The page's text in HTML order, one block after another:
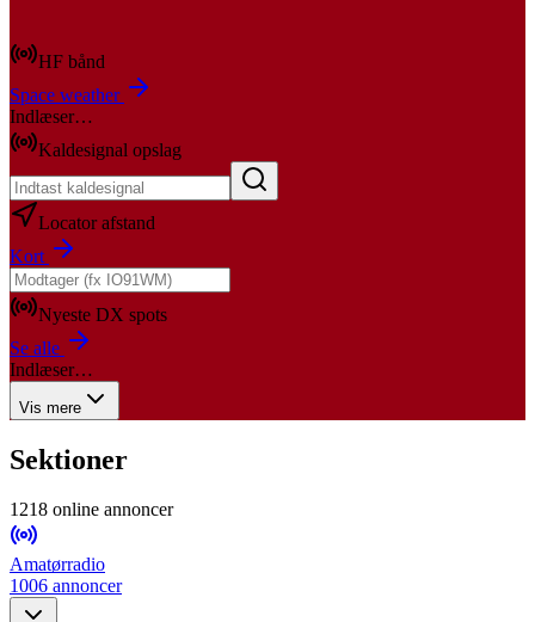
HF bånd
Space weather
Indlæser…
Kaldesignal opslag
Locator afstand
Kort
Nyeste DX spots
Se alle
Indlæser…
Vis mere
Sektioner
1218 online annoncer
Amatørradio
1006 annoncer